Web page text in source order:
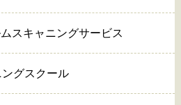
スキャニングサービス
グスクール